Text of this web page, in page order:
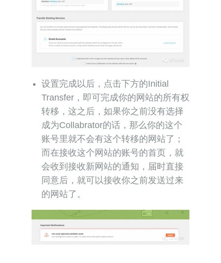
设置完成以后，点击下方的Initial
Transfer，即可完成你的网站的所有权
转移，这之后，如果你之前没有选择
成为Collabrator的话，那么你的这个
账号里就不会有这个转移的网站了；
而在接收这个网站的账号的首页，就
会收到接收新网站的通知，届时直接
同意后，就可以接收你之前发送过来
的网站了。